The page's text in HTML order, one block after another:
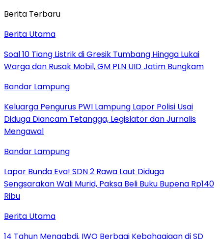
Berita Terbaru
Berita Utama
Soal 10 Tiang Listrik di Gresik Tumbang Hingga Lukai
Warga dan Rusak Mobil, GM PLN UID Jatim Bungkam
Bandar Lampung
Keluarga Pengurus PWI Lampung Lapor Polisi Usai
Diduga Diancam Tetangga, Legislator dan Jurnalis
Mengawal
Bandar Lampung
Lapor Bunda Eva! SDN 2 Rawa Laut Diduga
Sengsarakan Wali Murid, Paksa Beli Buku Bupena Rp140
Ribu
Berita Utama
14 Tahun Mengabdi, IWO Berbagi Kebahagiaan di SD